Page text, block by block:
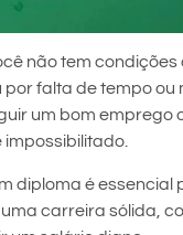
não tem
falta de tempo ou
um bom emprego
impossibilitado.
diploma é essencial
carreira sólida,